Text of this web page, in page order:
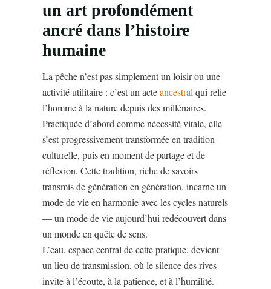
un art profondément
ancré dans l’histoire
humaine
La pêche n’est pas simplement un loisir ou une
activité utilitaire : c’est un acteancestral qui relie
l’homme à la nature depuis des millénaires.
Practiquée d’abord comme nécessité vitale, elle
s’est progressivement transformée en tradition
culturelle, puis en moment de partage et de
réflexion. Cette tradition, riche de savoirs
transmis de génération en génération, incarne un
mode de vie en harmonie avec les cycles naturels
— un mode de vie aujourd’hui redécouvert dans
un monde en quête de sens.
L’eau, espace central de cette pratique, devient
un lieu de transmission, où le silence des rives
invite à l’écoute, à la patience, et à l’humilité.